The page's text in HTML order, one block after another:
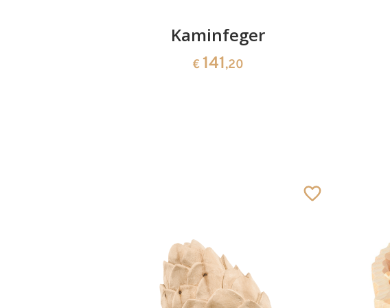
Kaminfeger
€ 141,20